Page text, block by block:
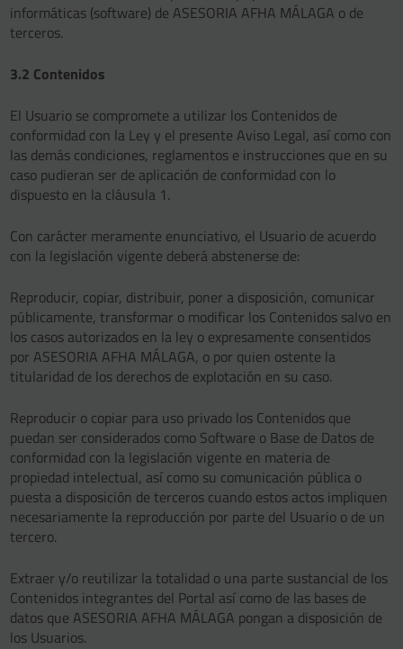
informáticas (software) de ASESORIA AFHA MÁLAGA o de
terceros.
3.2 Contenidos
El Usuario se compromete a utilizar los Contenidos de
conformidad con la Ley y el presente Aviso Legal, así como con
las demás condiciones, reglamentos e instrucciones que en su
caso pudieran ser de aplicación de conformidad con lo
dispuesto en la cláusula 1.
Con carácter meramente enunciativo, el Usuario de acuerdo
con la legislación vigente deberá abstenerse de:
Reproducir, copiar, distribuir, poner a disposición, comunicar
públicamente, transformar o modificar los Contenidos salvo en
los casos autorizados en la ley o expresamente consentidos
por ASESORIA AFHA MÁLAGA, o por quien ostente la
titularidad de los derechos de explotación en su caso.
Reproducir o copiar para uso privado los Contenidos que
puedan ser considerados como Software o Base de Datos de
conformidad con la legislación vigente en materia de
propiedad intelectual, así como su comunicación pública o
puesta a disposición de terceros cuando estos actos impliquen
necesariamente la reproducción por parte del Usuario o de un
tercero.
Extraer y/o reutilizar la totalidad o una parte sustancial de los
Contenidos integrantes del Portal así como de las bases de
datos que ASESORIA AFHA MÁLAGA pongan a disposición de
los Usuarios.